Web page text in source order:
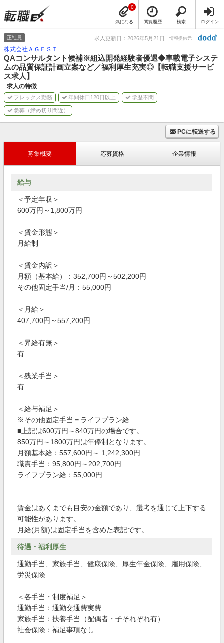
気になる
0
閲覧履歴 検索 ログイン
正社員 求人更新日：2026年5月21日 情報提供元
株式会社ＡＧＥＳＴ
QAコンサルタント候補※組込開発経験者優遇◆車載電子システ
ムの品質保証計画立案など／福利厚生充実◎【転職支援サービ
ス求人】
求人の特徴
フレックス勤務 年間休日120日以上 学歴不問
急募（締め切り間近）
PCに転送する
募集概要 応募資格 企業情報
給与
＜予定年収＞
600万円～1,800万円
＜賃金形態＞
月給制
＜賃金内訳＞
月額（基本給）：352,700円～502,200円
その他固定手当/月：55,000円
＜月給＞
407,700円～557,200円
＜昇給有無＞
有
＜残業手当＞
有
＜給与補足＞
※その他固定手当＝ライフプラン給
■上記は600万円～840万円の場合です。
850万円～1800万円は年俸制となります。
月額基本給：557,600円～ 1,242,300円
職責手当：95,800円～202,700円
ライフプラン給：55,000円
賃金はあくまでも目安の金額であり、選考を通じて上下する
可能性があります。
月給(月額)は固定手当を含めた表記です。
待遇・福利厚生
通勤手当、家族手当、健康保険、厚生年金保険、雇用保険、
労災保険
＜各手当・制度補足＞
通勤手当：通勤交通費実費
家族手当：扶養手当（配偶者・子それぞれ有）
社会保険：補足事項なし